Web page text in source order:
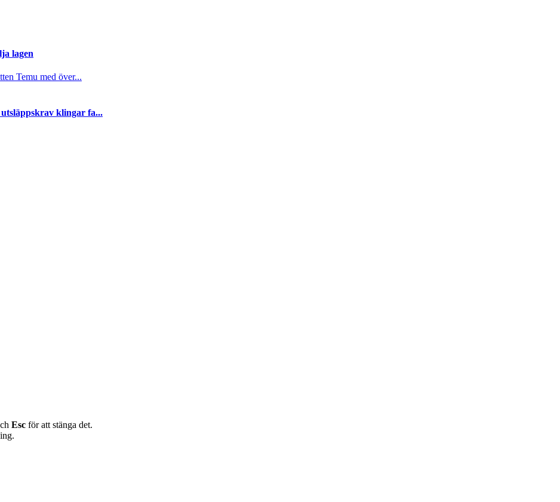
lagen
Temu med över...
klingar fa...
Esc för att stänga det.